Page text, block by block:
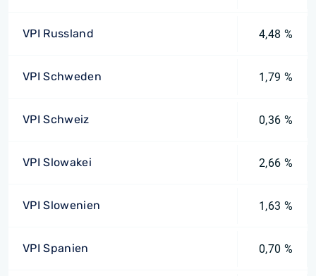
VPI Russland 4,48 %
VPI Schweden 1,79 %
VPI Schweiz 0,36 %
VPI Slowakei 2,66 %
VPI Slowenien 1,63 %
VPI Spanien 0,70 %